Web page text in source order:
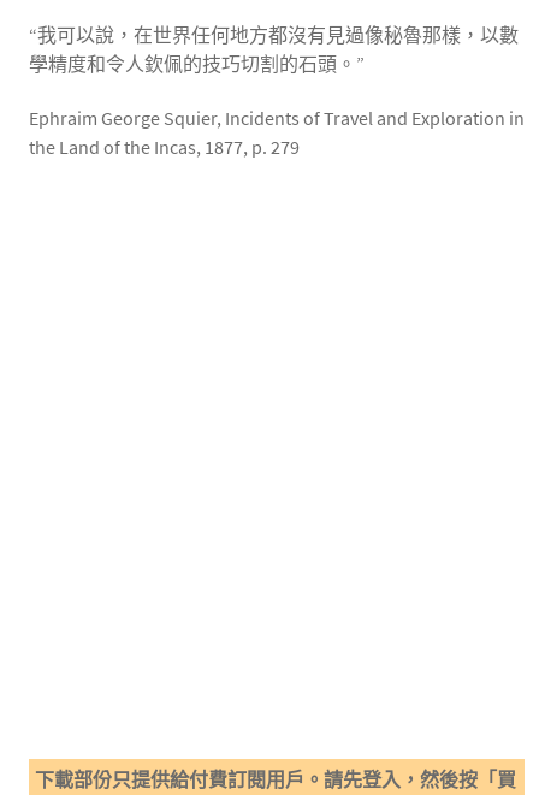
“我可以說，在世界任何地方都沒有見過像秘魯那樣，以數
學精度和令人欽佩的技巧切割的石頭。”
Ephraim George Squier, Incidents of Travel and Exploration in
the Land of the Incas, 1877, p. 279
下載部份只提供給付費訂閱用戶。請先登入，然後按「買